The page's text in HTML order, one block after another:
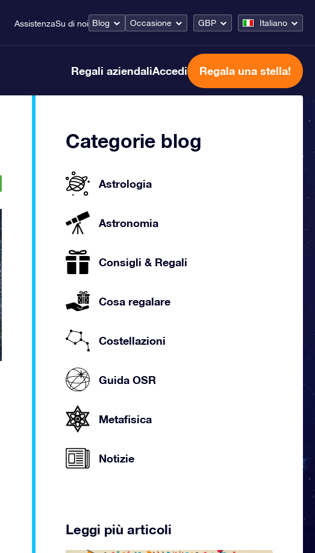
AssistenzaSu di noi Blog Occasione GBP Italiano
Regali aziendaliAccedi Regala una stella!
Categorie blog
Astrologia
Astronomia
Consigli & Regali
Cosa regalare
Costellazioni
Guida OSR
Metafisica
Notizie
Leggi più articoli